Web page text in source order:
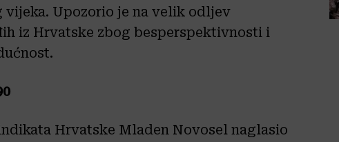
vijeka. Upozorio je na velik odljev
iz Hrvatske zbog besperspektivnosti i
Hrvatske Mladen Novosel naglasio